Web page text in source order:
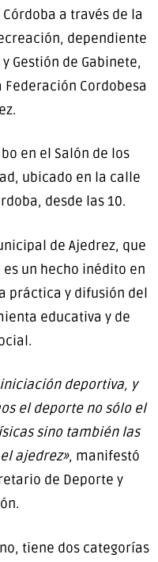
a través de la
dependiente
Gestión de Gabinete,
Cordobesa
en el Salón de los
ubicado en la calle
desde las 10.
de Ajedrez, que
un hecho inédito en
práctica y difusión del
educativa y de
deportiva, y
el deporte no sólo el
sino también las
ajedrez», manifestó
de Deporte y
tiene dos categorías